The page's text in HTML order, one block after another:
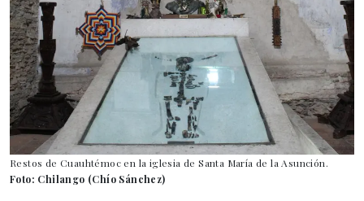
Restos de Cuauhtémoc en la iglesia de Santa María de la Asunción.
Foto: Chilango (Chío Sánchez)